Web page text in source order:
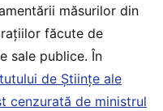
măsurilor din
făcute de
sale publice. În
de Științe ale
cenzurată de ministrul